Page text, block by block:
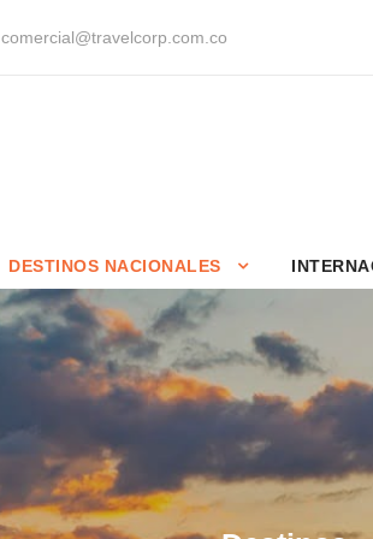
comercial@travelcorp.com.co
DESTINOS NACIONALES